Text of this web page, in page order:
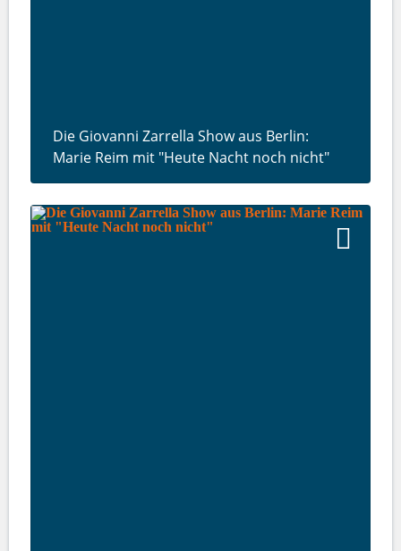
Die Giovanni Zarrella Show aus Berlin:
Marie Reim mit "Heute Nacht noch nicht"